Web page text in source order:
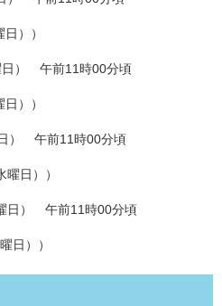
））
日） 午前11時00分頃
））
） 午前11時00分頃
日））
日） 午前11時00分頃
））